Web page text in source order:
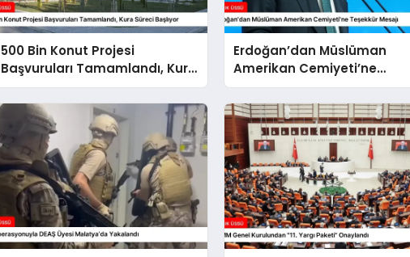
500 Bin Konut Projesi
Başvuruları Tamamlandı, Kura
Süreci Başlıyor
Erdoğan’dan Müslüman
Amerikan Cemiyeti’ne
Teşekkür Mesajı